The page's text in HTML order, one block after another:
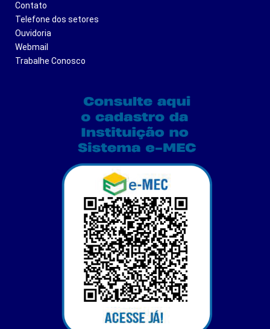
Contato
Telefone dos setores
Ouvidoria
Webmail
Trabalhe Conosco